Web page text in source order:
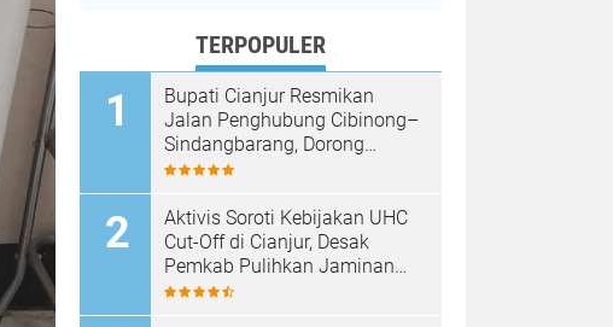
TERPOPULER
Bupati Cianjur Resmikan
Jalan Penghubung Cibinong–
Sindangbarang, Dorong
Konektivitas dan
Cianjur Selatan
Aktivis Soroti Kebijakan UHC
Cut-Off di Cianjur, Desak
Pemkab Pulihkan Jaminan
Kesehatan Warga